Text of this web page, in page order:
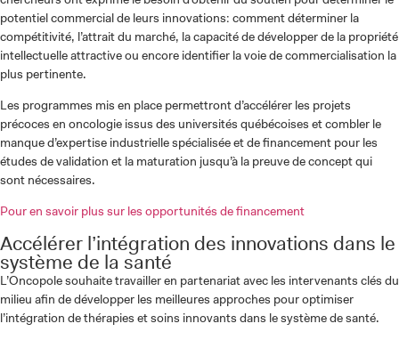
potentiel commercial de leurs innovations: comment déterminer la
compétitivité, l’attrait du marché, la capacité de développer de la propriété
intellectuelle attractive ou encore identifier la voie de commercialisation la
plus pertinente.
Les programmes mis en place permettront d’accélérer les projets
précoces en oncologie issus des universités québécoises et combler le
manque d’expertise industrielle spécialisée et de financement pour les
études de validation et la maturation jusqu’à la preuve de concept qui
sont nécessaires.
Pour en savoir plus sur les opportunités de financement
Accélérer l’intégration des innovations dans le
système de la santé
L’Oncopole souhaite travailler en partenariat avec les intervenants clés du
milieu afin de développer les meilleures approches pour optimiser
l’intégration de thérapies et soins innovants dans le système de santé.